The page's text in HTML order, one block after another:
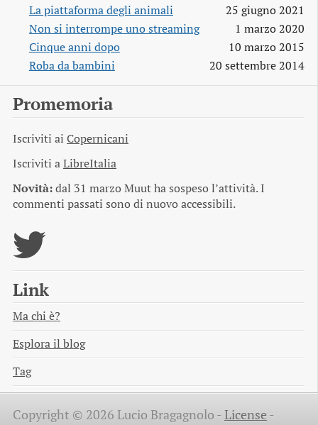
La piattaforma degli animali
25 giugno 2021
Non si interrompe uno streaming
1 marzo 2020
Cinque anni dopo
10 marzo 2015
Roba da bambini
20 settembre 2014
Promemoria
Iscriviti ai Copernicani
Iscriviti aLibreItalia
Novità:dal 31 marzo Muut ha sospeso l’attività. I
commenti passati sono di nuovo accessibili.
Link
Ma chi è?
Esplora il blog
Tag
Copyright © 2026 Lucio Bragagnolo -License -